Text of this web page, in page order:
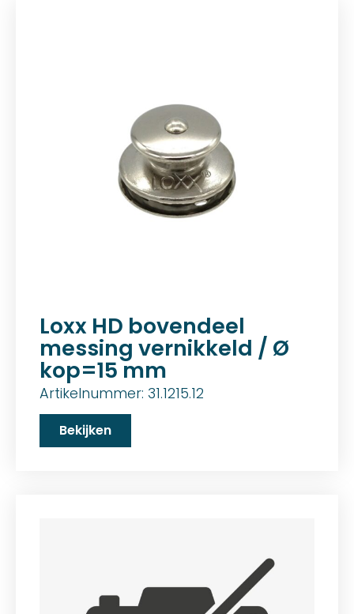
Loxx HD bovendeel
messing vernikkeld / Ø
kop=15 mm
Artikelnummer: 31.1215.12
Bekijken